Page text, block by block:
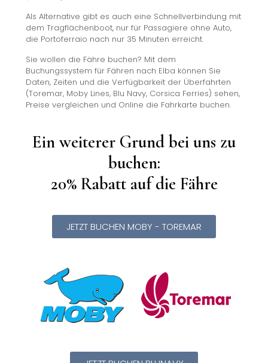
Als Alternative gibt es auch eine Schnellverbindung mit
dem Tragflächenboot, nur für Passagiere ohne Auto,
die Portoferraio nach nur 35 Minuten erreicht.
Sie wollen die Fähre buchen? Mit dem
Buchungssystem für Fähren nach Elba können Sie
Daten, Zeiten und die Verfügbarkeit der Überfahrten
(Toremar, Moby Lines, Blu Navy, Corsica Ferries) sehen,
Preise vergleichen und Online die Fahrkarte buchen.
Ein weiterer Grund bei uns zu
buchen:
20% Rabatt auf die Fähre
JETZT BUCHEN MOBY - TOREMAR